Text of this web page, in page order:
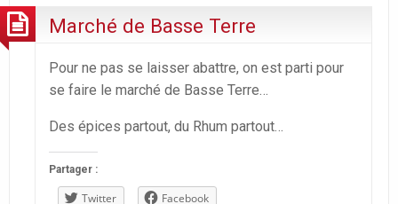
Marché de Basse Terre
Pour ne pas se laisser abattre, on est parti pour
se faire le marché de Basse Terre…
Des épices partout, du Rhum partout…
Partager :
Twitter Facebook